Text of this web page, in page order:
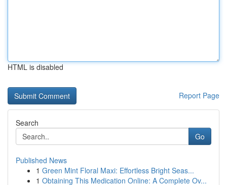
HTML is disabled
Report Page
Search
Go
Published News
1 Green Mint Floral Maxi: Effortless Bright Seas...
1 Obtaining This Medication Online: A Complete Ov...